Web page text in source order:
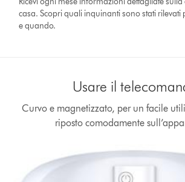
casa. Scopri quali inquinanti sono stati rilevati
e quando.
Usare il
Curvo e magnetizzato, per un facile
riposto comodamente